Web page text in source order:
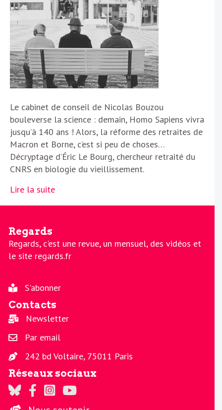
Le cabinet de conseil de Nicolas Bouzou
bouleverse la science : demain, Homo Sapiens vivra
jusqu’à 140 ans ! Alors, la réforme des retraites de
Macron et Borne, c’est si peu de choses…
Décryptage d’Éric Le Bourg, chercheur retraité du
CNRS en biologie du vieillissement.
Lire la suite
Regards
Regards, c'est une revue, un mensuel, des vidéos et
le site regards.fr
S'abonner
Contacts
Newsletter
Par email
242 bd Voltaire, 75011 Paris
Réseaux sociaux
Regards sur Twitter
Regards sur Facebook
Regards sur Instagram
La chaine Regards sur Youtube